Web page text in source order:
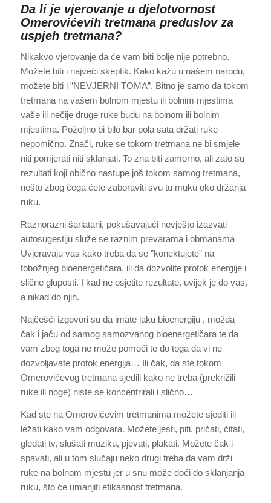
Da li je vjerovanje u djelotvornost
Omerovićevih tretmana preduslov za
uspjeh tretmana?
Nikakvo vjerovanje da će vam biti bolje nije potrebno.
Možete biti i najveći skeptik. Kako kažu u našem narodu,
možete biti i ”NEVJERNI TOMA”. Bitno je samo da tokom
tretmana na vašem bolnom mjestu ili bolnim mjestima
vaše ili nečije druge ruke budu na bolnom ili bolnim
mjestima. Poželjno bi bilo bar pola sata držati ruke
nepomično. Znači, ruke se tokom tretmana ne bi smjele
niti pomjerati niti sklanjati. To zna biti zamorno, ali zato su
rezultati koji obično nastupe još tokom samog tretmana,
nešto zbog čega ćete zaboraviti svu tu muku oko držanja
ruku.
Raznorazni šarlatani, pokušavajući nevješto izazvati
autosugestiju služe se raznim prevarama i obmanama
Uvjeravaju vas kako treba da se ”konektujete” na
tobožnjeg bioenergetičara, ili da dozvolite protok energije i
slične gluposti. I kad ne osjetite rezultate, uvijek je do vas,
a nikad do njih.
Najčešći izgovori su da imate jaku bioenergiju , možda
čak i jaču od samog samozvanog bioenergetičara te da
vam zbog toga ne može pomoći te do toga da vi ne
dozvoljavate protok energija… Ili čak, da ste tokom
Omerovićevog tretmana sjedili kako ne treba (prekrižili
ruke ili noge) niste se koncentrirali i slično…
Kad ste na Omerovićevim tretmanima možete sjediti ili
ležati kako vam odgovara. Možete jesti, piti, pričati, čitati,
gledati tv, slušati muziku, pjevati, plakati. Možete čak i
spavati, ali u tom slučaju neko drugi treba da vam drži
ruke na bolnom mjestu jer u snu može doći do sklanjanja
ruku, što će umanjiti efikasnost tretmana.